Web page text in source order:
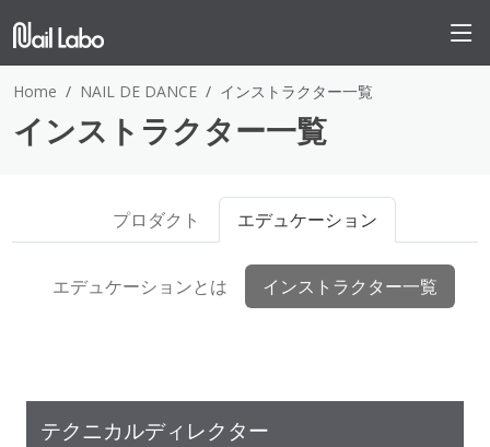
Home NAIL DE DANCE インストラクター一覧
インストラクター一覧
プロダクト エデュケーション
エデュケーションとは インストラクター一覧
テクニカルディレクター